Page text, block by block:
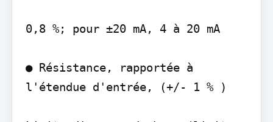
0,8 %; pour ±20 mA, 4 à 20 mA
● Résistance, rapportée à
l'étendue d'entrée, (+/- 1 % )